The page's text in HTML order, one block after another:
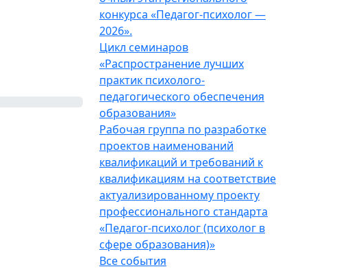
конкурса «Педагог-психолог —
2026».
Цикл семинаров
«Распространение лучших
практик психолого-
педагогического обеспечения
образования»
Рабочая группа по разработке
проектов наименований
квалификаций и требований к
квалификациям на соответствие
актуализированному проекту
профессионального стандарта
«Педагог-психолог (психолог в
сфере образования)»
Все события